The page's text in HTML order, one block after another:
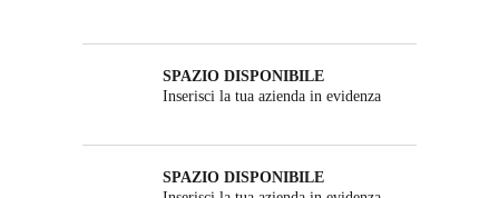
SPAZIO DISPONIBILE
Inserisci la tua azienda in evidenza
SPAZIO DISPONIBILE